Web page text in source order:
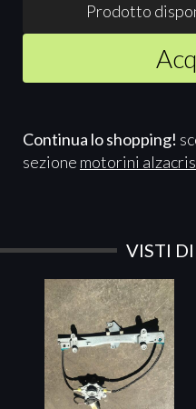
Prodotto
Continua lo shopping!
sezione motorini
VISTI